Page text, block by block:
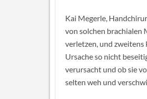
Kai Megerle,
von solchen brachialen
verletzen, und zweitens
Ursache so nicht
verursacht und ob sie
selten weh und